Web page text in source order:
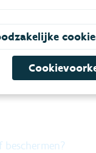
zoeken naar